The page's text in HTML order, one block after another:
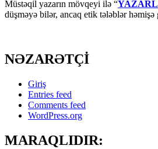
Müstəqil yazarın mövqeyi ilə “
düşməyə bilər, ancaq etik tələblər
NƏZARƏTÇİ
Giriş
Entries feed
Comments feed
WordPress.org
MARAQLIDIR: